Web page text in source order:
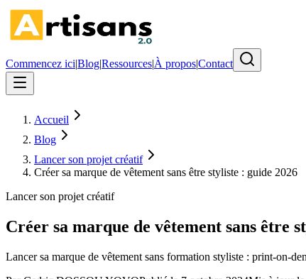
Commencez ici|Blog|Ressources|À propos|Contact
Accueil
Blog
Lancer son projet créatif
Créer sa marque de vêtement sans être styliste : guide 2026
Lancer son projet créatif
Créer sa marque de vêtement sans être
Lancer sa marque de vêtement sans formation styliste : print-on-